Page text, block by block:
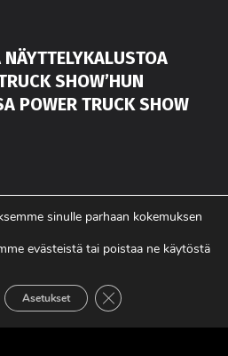
SHOW’HUN
POWER TRUCK SHOW
MATEKON
sinulle parhaan kokemuksen
evästeistä tai poistaa ne käytöstä
Asetukset Sulje evästebanneri